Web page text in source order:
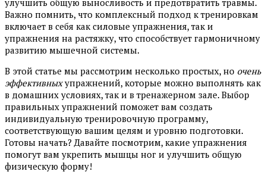
улучшить общую выносливость и предотвратить травмы.
Важно помнить, что комплексный подход к тренировкам
включает в себя как силовые упражнения, так и
упражнения на растяжку, что способствует гармоничному
развитию мышечной системы.
В этой статье мы рассмотрим несколько простых, но очень
эффективныхупражнений, которые можно выполнять как
в домашних условиях, так и в тренажерном зале. Выбор
правильных упражнений поможет вам создать
индивидуальную тренировочную программу,
соответствующую вашим целям и уровню подготовки.
Готовы начать? Давайте посмотрим, какие упражнения
помогут вам укрепить мышцы ног и улучшить общую
физическую форму!